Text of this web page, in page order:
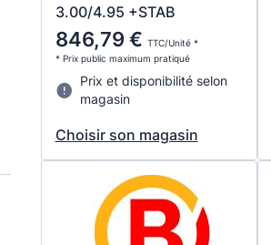
3.00/4.95 +STAB
846,79 € TTC/Unité *
* Prix public maximum pratiqué
Prix et disponibilité selon
magasin
Choisir son magasin